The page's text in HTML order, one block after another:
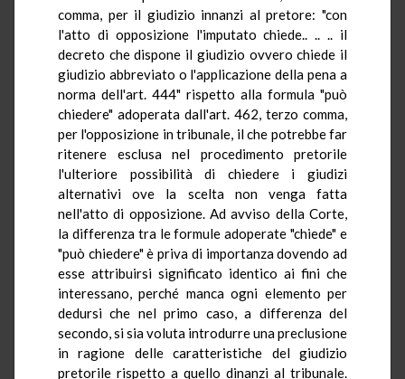
comma, per il giudizio innanzi al pretore: "con
l'atto di opposizione l'imputato chiede.. .. .. il
decreto che dispone il giudizio ovvero chiede il
giudizio abbreviato o l'applicazione della pena a
norma dell'art. 444" rispetto alla formula "può
chiedere" adoperata dall'art. 462, terzo comma,
per l'opposizione in tribunale, il che potrebbe far
ritenere esclusa nel procedimento pretorile
l'ulteriore possibilità di chiedere i giudizi
alternativi ove la scelta non venga fatta
nell'atto di opposizione. Ad avviso della Corte,
la differenza tra le formule adoperate "chiede" e
"può chiedere" è priva di importanza dovendo ad
esse attribuirsi significato identico ai fini che
interessano, perché manca ogni elemento per
dedursi che nel primo caso, a differenza del
secondo, si sia voluta introdurre una preclusione
in ragione delle caratteristiche del giudizio
pretorile rispetto a quello dinanzi al tribunale.